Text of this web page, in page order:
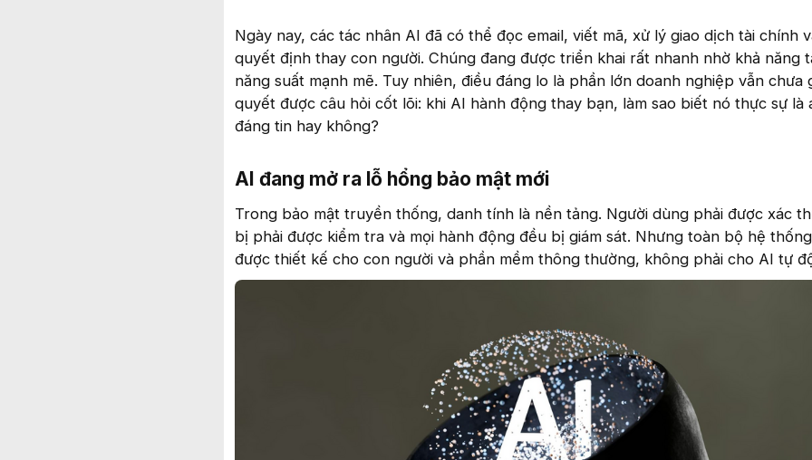
Ngày nay, các tác nhân AI đã có thể đọc email, viết mã, xử lý giao dịch tài chính
quyết định thay con người. Chúng đang được triển khai rất nhanh nhờ khả năng
năng suất mạnh mẽ. Tuy nhiên, điều đáng lo là phần lớn doanh nghiệp vẫn chưa
quyết được câu hỏi cốt lõi: khi AI hành động thay bạn, làm sao biết nó thực sự là
đáng tin hay không?
AI đang mở ra lỗ hổng bảo mật mới​
Trong bảo mật truyền thống, danh tính là nền tảng. Người dùng phải được xác
bị phải được kiểm tra và mọi hành động đều bị giám sát. Nhưng toàn bộ hệ
được thiết kế cho con người và phần mềm thông thường, không phải cho AI tự